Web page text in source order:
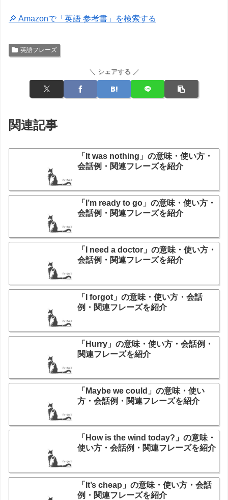
🔎 Amazonで「英語 参考書」を検索する
英語フレーズ
＼ シェアする ／
関連記事
「It was nothing」の意味・使い方・
会話例・関連フレーズを紹介
「I’m ready to go」の意味・使い方・
会話例・関連フレーズを紹介
「I need a doctor」の意味・使い方・
会話例・関連フレーズを紹介
「I forgot」の意味・使い方・会話
例・関連フレーズを紹介
「Hurry」の意味・使い方・会話例・
関連フレーズを紹介
「Maybe we could」の意味・使い
方・会話例・関連フレーズを紹介
「How is the wind today?」の意味・
使い方・会話例・関連フレーズを紹介
「It’s cheap」の意味・使い方・会話
例・関連フレーズを紹介